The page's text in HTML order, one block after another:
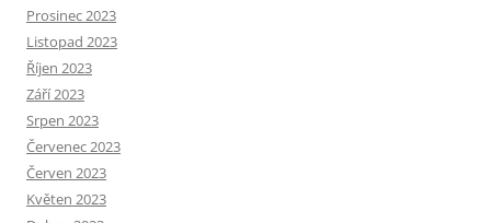
Prosinec 2023
Listopad 2023
Říjen 2023
Září 2023
Srpen 2023
Červenec 2023
Červen 2023
Květen 2023